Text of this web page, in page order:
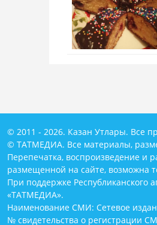
© 2011 - 2026. Казан Утлары. Все
© ТАТМЕДИА. Все материалы,
Перепечатка, воспроизведение и
размещенной на сайте, возможна
При поддержке Республиканского
«ТАТМЕДИА».
Наименование СМИ: Сетевое
№ свидетельства о регистрации